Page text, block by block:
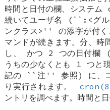
時間と日付の欄、システ
続いてユーザ名 (``:<グ
ンクラス>'' の添字が付く
マンドが続きます。分、時
し、 かつ 2 つの日付欄 (
うちの少なくとも 1 つと
記の ``注'' 参照) に、コ
り実行されます。
ントリを調べます。時間と